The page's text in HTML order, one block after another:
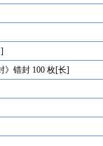
》错封 100 枚[长]